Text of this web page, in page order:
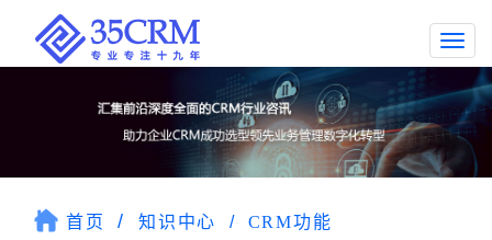
首页 知识中心 CRM功能